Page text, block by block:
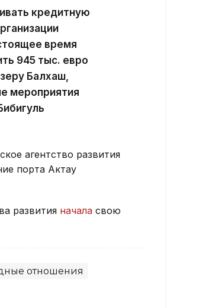
кредитную
время
945 тыс. евро
Балхаш,
мероприятия
агентство развития
порта Актау
развития начала свою
отношения